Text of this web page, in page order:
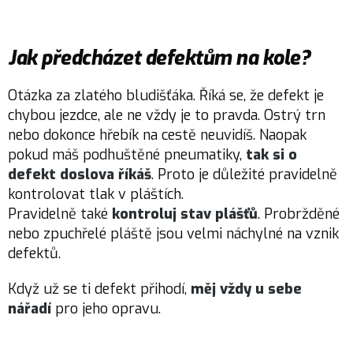
Jak předcházet defektům na kole?
Otázka za zlatého bludišťáka. Říká se, že defekt je
chybou jezdce, ale ne vždy je to pravda. Ostrý trn
nebo dokonce hřebík na cestě neuvidíš. Naopak
pokud máš podhuštěné pneumatiky, tak si o
defekt doslova říkáš. Proto je důležité pravidelně
kontrolovat tlak v pláštích.
Pravidelně také kontroluj stav plášťů. Probržděné
nebo zpuchřelé pláště jsou velmi náchylné na vznik
defektů.
Když už se ti defekt přihodí, měj vždy u sebe
nářadípro jeho opravu.